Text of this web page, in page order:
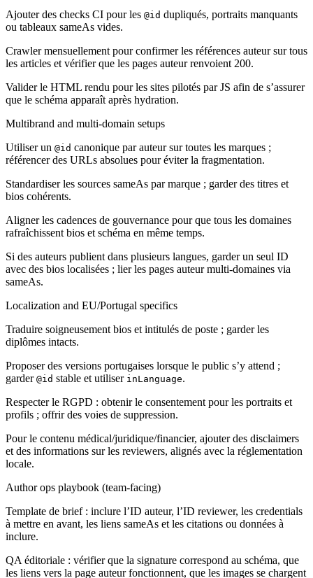
Ajouter des checks CI pour les @id dupliqués, portraits manquants
ou tableaux sameAs vides.
Crawler mensuellement pour confirmer les références auteur sur tous
les articles et vérifier que les pages auteur renvoient 200.
Valider le HTML rendu pour les sites pilotés par JS afin de s’assurer
que le schéma apparaît après hydration.
Multibrand and multi-domain setups
Utiliser un @id canonique par auteur sur toutes les marques ;
référencer des URLs absolues pour éviter la fragmentation.
Standardiser les sources sameAs par marque ; garder des titres et
bios cohérents.
Aligner les cadences de gouvernance pour que tous les domaines
rafraîchissent bios et schéma en même temps.
Si des auteurs publient dans plusieurs langues, garder un seul ID
avec des bios localisées ; lier les pages auteur multi-domaines via
sameAs.
Localization and EU/Portugal specifics
Traduire soigneusement bios et intitulés de poste ; garder les
diplômes intacts.
Proposer des versions portugaises lorsque le public s’y attend ;
garder @id stable et utiliser inLanguage.
Respecter le RGPD : obtenir le consentement pour les portraits et
profils ; offrir des voies de suppression.
Pour le contenu médical/juridique/financier, ajouter des disclaimers
et des informations sur les reviewers, alignés avec la réglementation
locale.
Author ops playbook (team-facing)
Template de brief : inclure l’ID auteur, l’ID reviewer, les credentials
à mettre en avant, les liens sameAs et les citations ou données à
inclure.
QA éditoriale : vérifier que la signature correspond au schéma, que
les liens vers la page auteur fonctionnent, que les images se chargent